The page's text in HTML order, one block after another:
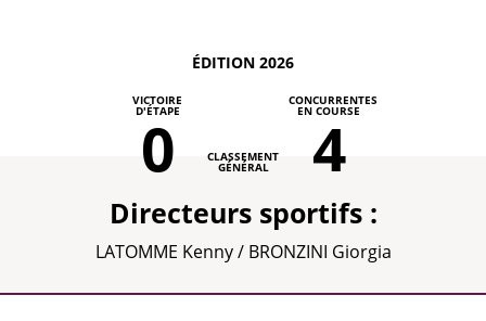
ÉDITION 2026
VICTOIRE
D'ÉTAPE
0 CLASSEMENT
GÉNÉRAL
CONCURRENTES
EN COURSE
4
Directeurs sportifs :
LATOMME Kenny / BRONZINI Giorgia